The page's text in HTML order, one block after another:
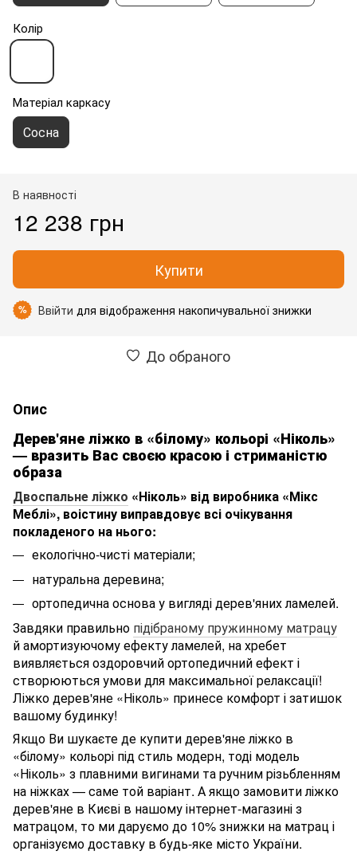
Колір
Матеріал каркасу
Сосна
В наявності
12 238 грн
Купити
% Ввійти для відображення накопичувальної знижки
До обраного
Опис
Дерев'яне ліжко в «білому» кольорі «Ніколь»
— вразить Вас своєю красою і стриманістю
образа
Двоспальне ліжко «Ніколь» від виробника «Мікс
Меблі», воістину виправдовує всі очікування
покладеного на нього:
екологічно-чисті матеріали;
натуральна деревина;
ортопедична основа у вигляді дерев'яних ламелей.
Завдяки правильно підібраному пружинному матрацу
й амортизуючому ефекту ламелей, на хребет
виявляється оздоровчий ортопедичний ефект і
створюються умови для максимальної релаксації!
Ліжко дерев'яне «Ніколь» принесе комфорт і затишок
вашому будинку!
Якщо Ви шукаєте де купити дерев'яне ліжко в
«білому» кольорі під стиль модерн, тоді модель
«Ніколь» з плавними вигинами та ручним різьбленням
на ніжках — саме той варіант. А якщо замовити ліжко
дерев'яне в Києві в нашому інтернет-магазині з
матрацом, то ми даруємо до 10% знижки на матрац і
організуємо доставку в будь-яке місто України.